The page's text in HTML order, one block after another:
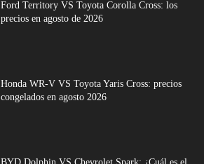
Ford Territory VS Toyota Corolla Cross: los
precios en agosto de 2026
Honda WR-V VS Toyota Yaris Cross: precios
congelados en agosto 2026